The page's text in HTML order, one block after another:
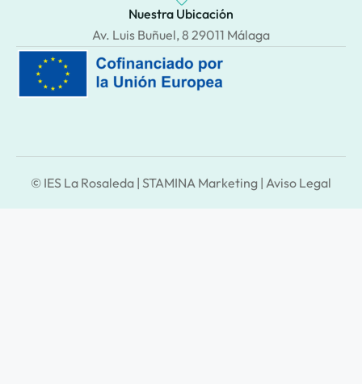
Nuestra Ubicación
Av. Luis Buñuel, 8 29011 Málaga
© IES La Rosaleda | STAMINA Marketing | Aviso Legal